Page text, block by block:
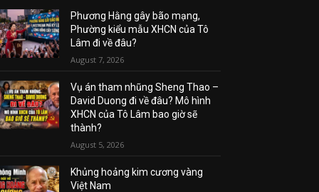
Phương Hằng gây bão mạng,
Phường kiểu mẫu XHCN của Tô
Lâm đi về đâu?
August 7, 2026
Vụ án tham nhũng Sheng Thao –
David Duong đi về đâu? Mô hình
XHCN của Tô Lâm bao giờ sẽ
thành?
August 5, 2026
Khủng hoảng kim cương vàng
Việt Nam